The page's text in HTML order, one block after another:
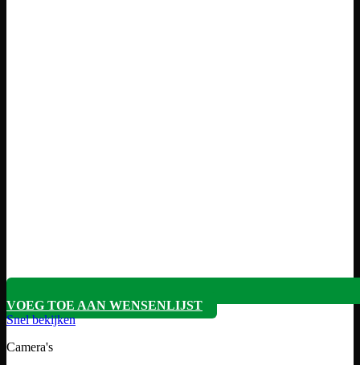
VOEG TOE AAN WENSENLIJST
Snel bekijken
Camera's